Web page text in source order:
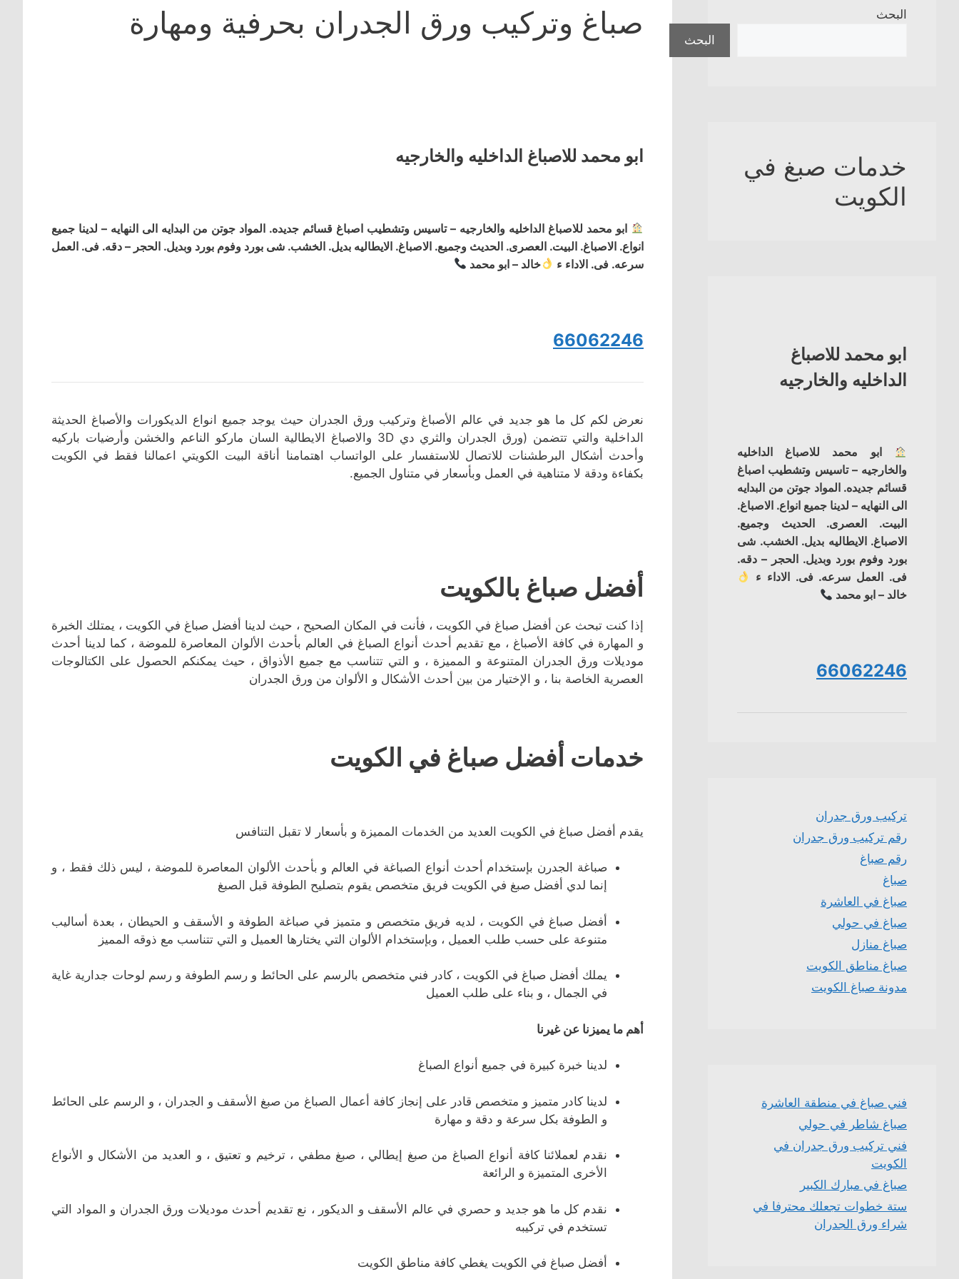
صباغ وتركيب ورق الجدران بحرفية ومهارة
ابو محمد للاصباغ الداخليه والخارجيه
ابو محمد للاصباغ الداخليه والخارجيه – تاسيس وتشطيب اصباغ قسائم جديده. المواد جوتن من البدايه الى النهايه – لدينا جميع
انواع. الاصباغ. البيت. العصرى. الحديث وجميع. الاصباغ. الايطاليه بديل. الخشب. شى بورد وفوم بورد وبديل. الحجر – دقه. فى. العمل
سرعه. فى. الاداء ء
خالد – ابو محمد
66062246
نعرض لكم كل ما هو جديد في عالم الأصباغ وتركيب ورق الجدران حيث يوجد جميع انواع الديكورات والأصباغ الحديثة
الداخلية والتي تتضمن (ورق الجدران والثري دي 3D والاصباغ الايطالية السان ماركو الناعم والخشن وأرضيات باركيه
وأحدث أشكال البرطشنات للاتصال للاستفسار على الواتساب اهتمامنا أناقة البيت الكويتي اعمالنا فقط في الكويت
بكفاءة ودقة لا متناهية في العمل وبأسعار في متناول الجميع.
أفضل صباغ بالكويت
إذا كنت تبحث عن أفضل صباغ في الكويت ، فأنت في المكان الصحيح ، حيث لدينا أفضل صباغ في الكويت ، يمتلك الخبرة
و المهارة في كافة الأصباغ ، مع تقديم أحدث أنواع الصباغ في العالم بأحدث الألوان المعاصرة للموضة ، كما لدينا أحدث
موديلات ورق الجدران المتنوعة و المميزة ، و التي تتناسب مع جميع الأذواق ، حيث يمكنكم الحصول على الكتالوجات
العصرية الخاصة بنا ، و الإختيار من بين أحدث الأشكال و الألوان من ورق الجدران
خدمات أفضل صباغ في الكويت
يقدم أفضل صباغ في الكويت العديد من الخدمات المميزة و بأسعار لا تقبل التنافس
صباغة الجدرن بإستخدام أحدث أنواع الصباغة في العالم و بأحدث الألوان المعاصرة للموضة ، ليس ذلك فقط ، و
إنما لدي أفضل صبغ في الكويت فريق متخصص يقوم بتصليح الطوفة قبل الصبغ
أفضل صباغ في الكويت ، لديه فريق متخصص و متميز في صباغة الطوفة و الأسقف و الحيطان ، بعدة أساليب
متنوعة على حسب طلب العميل ، وبإستخدام الألوان التي يختارها العميل و التي تتناسب مع ذوقه المميز
يملك أفضل صباغ في الكويت ، كادر فني متخصص بالرسم على الحائط و رسم الطوفة و رسم لوحات جدارية غاية
في الجمال ، و بناء على طلب العميل
أهم ما يميزنا عن غيرنا
لدينا خبرة كبيرة في جميع أنواع الصباغ
لدينا كادر متميز و متخصص قادر على إنجاز كافة أعمال الصباغ من صبغ الأسقف و الجدران ، و الرسم على الحائط
و الطوفة بكل سرعة و دقة و مهارة
نقدم لعملائنا كافة أنواع الصباغ من صبغ إيطالي ، صبغ مطفي ، ترخيم و تعتيق ، و العديد من الأشكال و الأنواع
الأخرى المتميزة و الرائعة
نقدم كل ما هو جديد و حصري في عالم الأسقف و الديكور ، نع تقديم أحدث موديلات ورق الجدران و المواد التي
تستخدم في تركيبه
أفضل صباغ في الكويت يغطي كافة مناطق الكويت
البحث
البحث
خدمات صبغ في
الكويت
ابو محمد للاصباغ
الداخليه والخارجيه
ابو محمد للاصباغ الداخليه
والخارجيه – تاسيس وتشطيب اصباغ
قسائم جديده. المواد جوتن من البدايه
الى النهايه – لدينا جميع انواع. الاصباغ.
البيت. العصرى. الحديث وجميع.
الاصباغ. الايطاليه بديل. الخشب. شى
بورد وفوم بورد وبديل. الحجر – دقه.
فى. العمل سرعه. فى. الاداء ء
خالد – ابو محمد
66062246
تركيب ورق جدران
رقم تركيب ورق جدران
رقم صباغ
صباغ
صباغ في العاشرة
صباغ في حولي
صباغ منازل
صباغ مناطق الكويت
مدونة صباغ الكويت
فني صباغ في منطقة العاشرة
صباغ شاطر في حولي
فني تركيب ورق جدران في
الكويت
صباغ في مبارك الكبير
ستة خطوات تجعلك محترفا في
شراء ورق الجدران